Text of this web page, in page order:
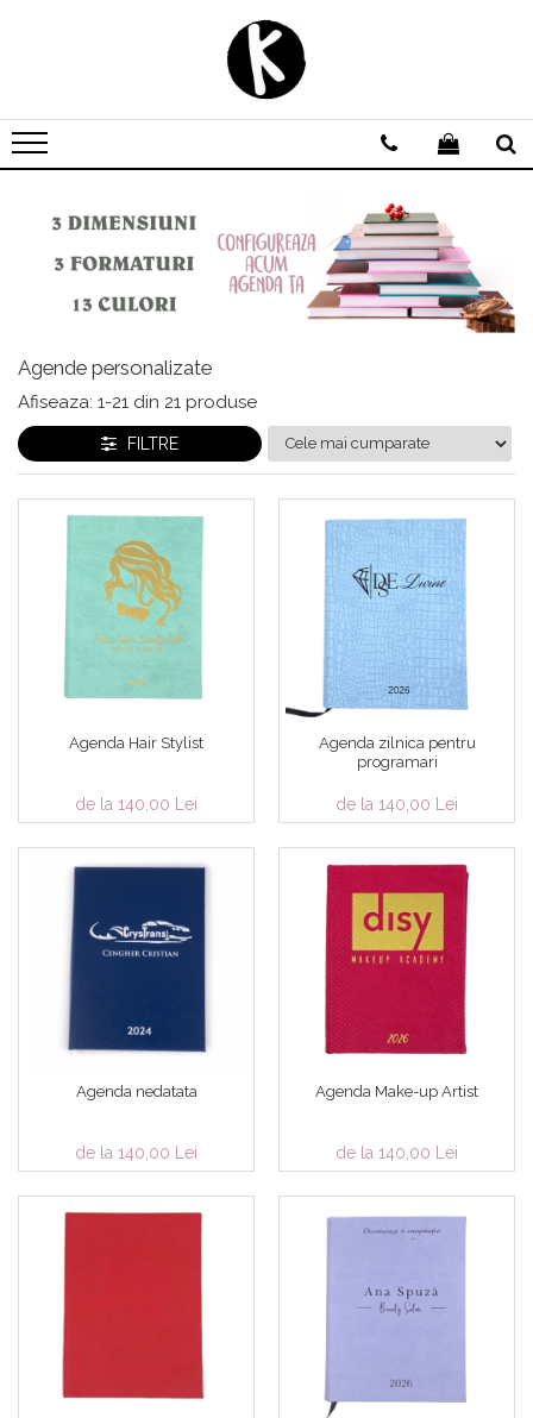
Zilnice
Saptamanale
Domeniul Medical
Scoala de soferi | Instructor Auto
Agende personalizate
Afiseaza: 1-21 din 21 produse
FILTRE
Agenda Hair Stylist
de la 140,00 Lei
Agenda zilnica pentru
programari
de la 140,00 Lei
Agenda nedatata
de la 140,00 Lei
Agenda Make-up Artist
de la 140,00 Lei